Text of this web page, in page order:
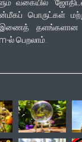
வகையில்
பொருட்கள்
தளங்களான
ல் பெறலாம்.